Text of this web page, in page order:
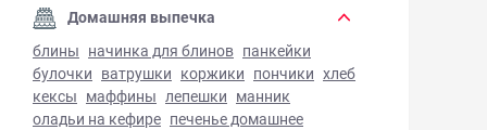
Домашняя выпечка
блины начинка для блинов панкейки
булочки ватрушки коржики пончики хлеб
кексы маффины лепешки манник
оладьи на кефире печенье домашнее